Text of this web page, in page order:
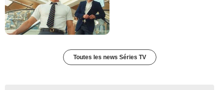
Toutes les news Séries TV